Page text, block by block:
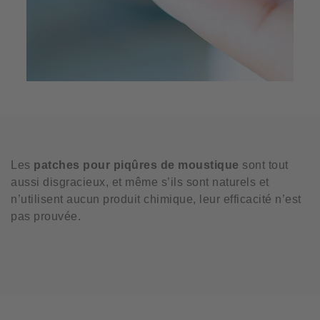
Les patches pour piqûres de moustique sont tout
aussi disgracieux, et même s’ils sont naturels et
n’utilisent aucun produit chimique, leur efficacité n’est
pas prouvée.